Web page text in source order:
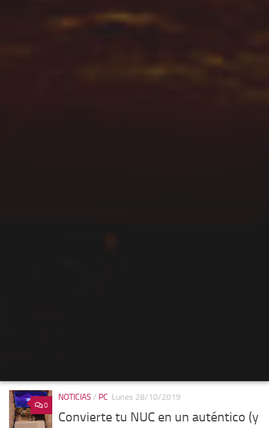
0
NOTICIAS / PC Lunes 28/10/2019
Convierte tu NUC en un auténtico (y